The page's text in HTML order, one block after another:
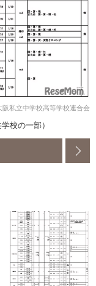
阪私立中学校高等学校連合会
校の一部）